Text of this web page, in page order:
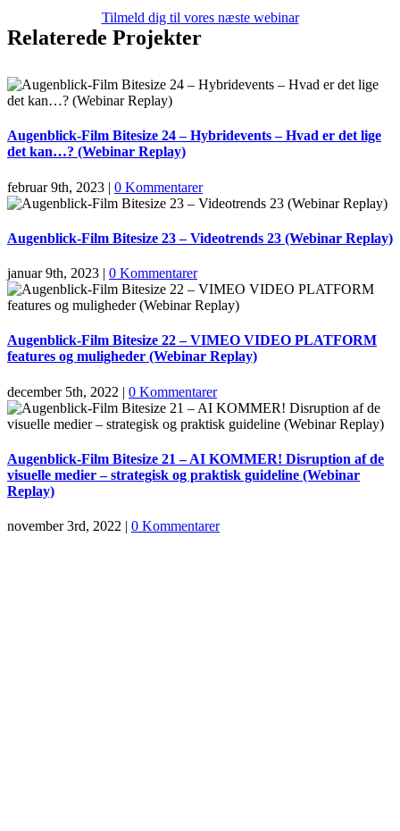
Tilmeld dig til vores næste webinar
Relaterede Projekter
Augenblick-Film Bitesize 24 – Hybridevents – Hvad er det lige
det kan…? (Webinar Replay)
februar 9th, 2023 | 0 Kommentarer
Augenblick-Film Bitesize 23 – Videotrends 23 (Webinar Replay)
januar 9th, 2023 | 0 Kommentarer
Augenblick-Film Bitesize 22 – VIMEO VIDEO PLATFORM
features og muligheder (Webinar Replay)
december 5th, 2022 | 0 Kommentarer
Augenblick-Film Bitesize 21 – AI KOMMER! Disruption af de
visuelle medier – strategisk og praktisk guideline (Webinar
Replay)
november 3rd, 2022 | 0 Kommentarer